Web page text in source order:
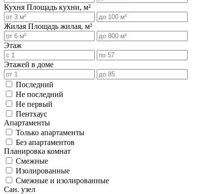
Кухня Площадь кухни, м²
Жилая Площадь жилая, м²
Этаж
Этажей в доме
Последний
Не последний
Не первый
Пентхаус
Апартаменты
Только апартаменты
Без апартаментов
Планировка комнат
Смежные
Изолированные
Смежные и изолированные
Сан. узел